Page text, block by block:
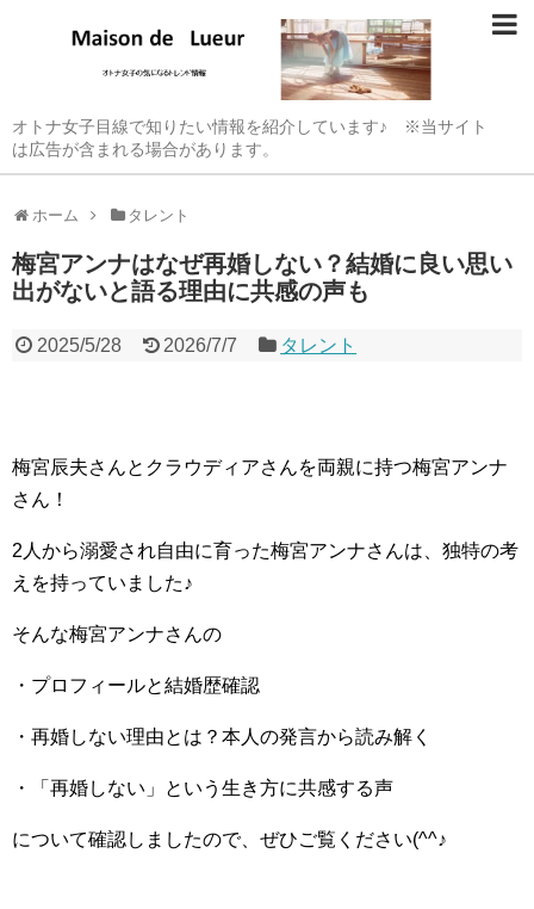
オトナ女子目線で知りたい情報を紹介しています♪ ※当サイト
は広告が含まれる場合があります。
ホーム タレント
梅宮アンナはなぜ再婚しない？結婚に良い思い
出がないと語る理由に共感の声も
2025/5/28 2026/7/7 タレント
梅宮辰夫さんとクラウディアさんを両親に持つ梅宮アンナ
さん！
2人から溺愛され自由に育った梅宮アンナさんは、独特の考
えを持っていました♪
そんな梅宮アンナさんの
・プロフィールと結婚歴確認
・ 再婚しない理由とは？本人の発言から読み解く
・ 「再婚しない」という生き方に共感する声
について確認しましたので、ぜひご覧ください(^^♪